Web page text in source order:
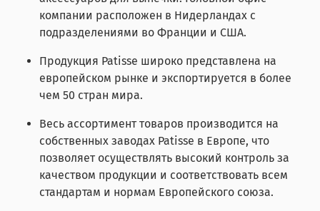
компании расположен в Нидерландах с
подразделениями во Франции и США.
Продукция Patisse широко представлена на
европейском рынке и экспортируется в более
чем 50 стран мира.
Весь ассортимент товаров производится на
собственных заводах Patisse в Европе, что
позволяет осуществлять высокий контроль за
качеством продукции и соответствовать всем
стандартам и нормам Европейского союза.